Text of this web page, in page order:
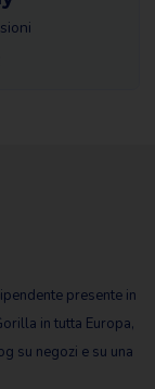
presente in
in tutta Europa,
su negozi e su una